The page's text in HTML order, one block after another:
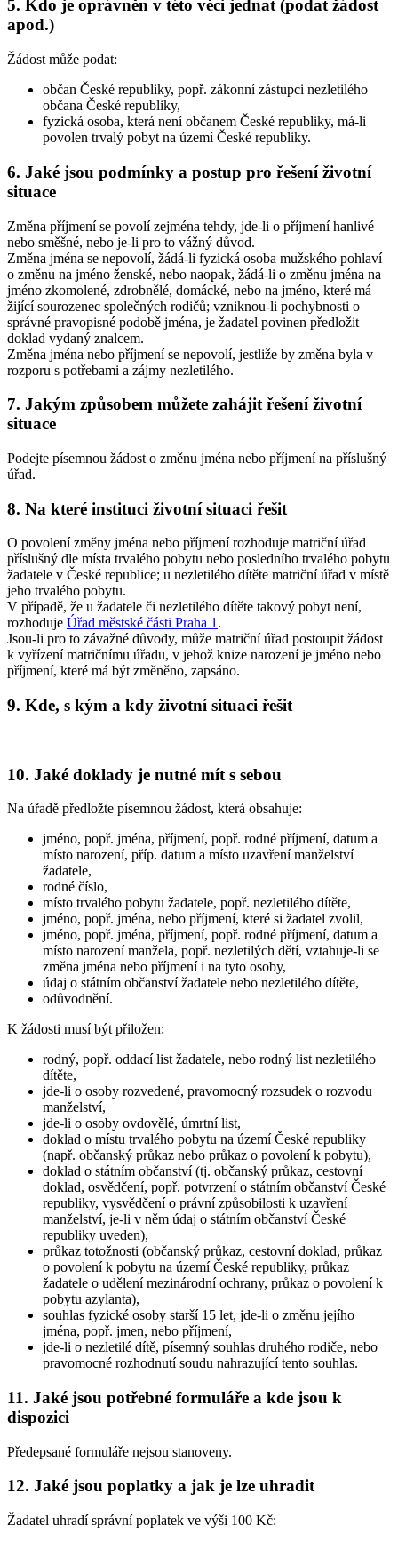
5. Kdo je oprávněn v této věci jednat (podat žádost
apod.)
Žádost může podat:
občan České republiky, popř. zákonní zástupci nezletilého
občana České republiky,
fyzická osoba, která není občanem České republiky, má-li
povolen trvalý pobyt na území České republiky.
6. Jaké jsou podmínky a postup pro řešení životní
situace
Změna příjmení se povolí zejména tehdy, jde-li o příjmení hanlivé
nebo směšné, nebo je-li pro to vážný důvod.
Změna jména se nepovolí, žádá-li fyzická osoba mužského pohlaví
o změnu na jméno ženské, nebo naopak, žádá-li o změnu jména na
jméno zkomolené, zdrobnělé, domácké, nebo na jméno, které má
žijící sourozenec společných rodičů; vzniknou-li pochybnosti o
správné pravopisné podobě jména, je žadatel povinen předložit
doklad vydaný znalcem.
Změna jména nebo příjmení se nepovolí, jestliže by změna byla v
rozporu s potřebami a zájmy nezletilého.
7. Jakým způsobem můžete zahájit řešení životní
situace
Podejte písemnou žádost o změnu jména nebo příjmení na příslušný
úřad.
8. Na které instituci životní situaci řešit
O povolení změny jména nebo příjmení rozhoduje matriční úřad
příslušný dle místa trvalého pobytu nebo posledního trvalého pobytu
žadatele v České republice; u nezletilého dítěte matriční úřad v místě
jeho trvalého pobytu.
V případě, že u žadatele či nezletilého dítěte takový pobyt není,
rozhoduje Úřad městské části Praha 1 .
Jsou-li pro to závažné důvody, může matriční úřad postoupit žádost
k vyřízení matričnímu úřadu, v jehož knize narození je jméno nebo
příjmení, které má být změněno, zapsáno.
9. Kde, s kým a kdy životní situaci řešit
10. Jaké doklady je nutné mít s sebou
Na úřadě předložte písemnou žádost, která obsahuje:
jméno, popř. jména, příjmení, popř. rodné příjmení, datum a
místo narození, příp. datum a místo uzavření manželství
žadatele,
rodné číslo,
místo trvalého pobytu žadatele, popř. nezletilého dítěte,
jméno, popř. jména, nebo příjmení, které si žadatel zvolil,
jméno, popř. jména, příjmení, popř. rodné příjmení, datum a
místo narození manžela, popř. nezletilých dětí, vztahuje-li se
změna jména nebo příjmení i na tyto osoby,
údaj o státním občanství žadatele nebo nezletilého dítěte,
odůvodnění.
K žádosti musí být přiložen:
rodný, popř. oddací list žadatele, nebo rodný list nezletilého
dítěte,
jde-li o osoby rozvedené, pravomocný rozsudek o rozvodu
manželství,
jde-li o osoby ovdovělé, úmrtní list,
doklad o místu trvalého pobytu na území České republiky
(např. občanský průkaz nebo průkaz o povolení k pobytu),
doklad o státním občanství (tj. občanský průkaz, cestovní
doklad, osvědčení, popř. potvrzení o státním občanství České
republiky, vysvědčení o právní způsobilosti k uzavření
manželství, je-li v něm údaj o státním občanství České
republiky uveden),
průkaz totožnosti (občanský průkaz, cestovní doklad, průkaz
o povolení k pobytu na území České republiky, průkaz
žadatele o udělení mezinárodní ochrany, průkaz o povolení k
pobytu azylanta),
souhlas fyzické osoby starší 15 let, jde-li o změnu jejího
jména, popř. jmen, nebo příjmení,
jde-li o nezletilé dítě, písemný souhlas druhého rodiče, nebo
pravomocné rozhodnutí soudu nahrazující tento souhlas.
11. Jaké jsou potřebné formuláře a kde jsou k
dispozici
Předepsané formuláře nejsou stanoveny.
12. Jaké jsou poplatky a jak je lze uhradit
Žadatel uhradí správní poplatek ve výši 100 Kč: